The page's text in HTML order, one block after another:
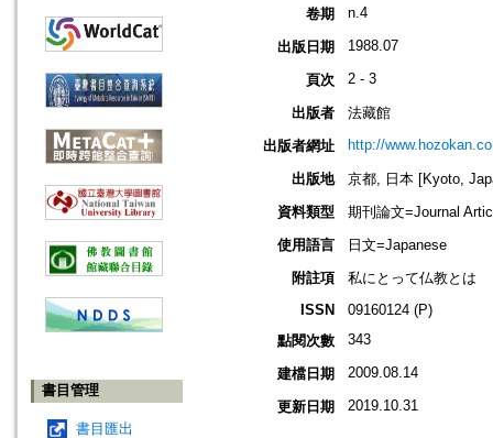
書目管理
書目匯出
卷期
n.4
出版日期 1988.07
頁次 2 - 3
出版者
法藏館
出版者網址
http://
出版地
京都, 日本 [Kyoto,
資料類型
期刊論文=Journal
使用語言
日文=Japanese
附註項
私にとって仏教とは
ISSN
09160124 (P)
點閱次數
343
建檔日期 2009.08.14
更新日期 2019.10.31